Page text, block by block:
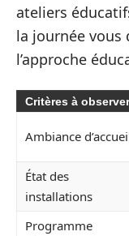
ateliers
la journée vous
l’approche
Critères à observer
Ambiance
État des
installations
Programme